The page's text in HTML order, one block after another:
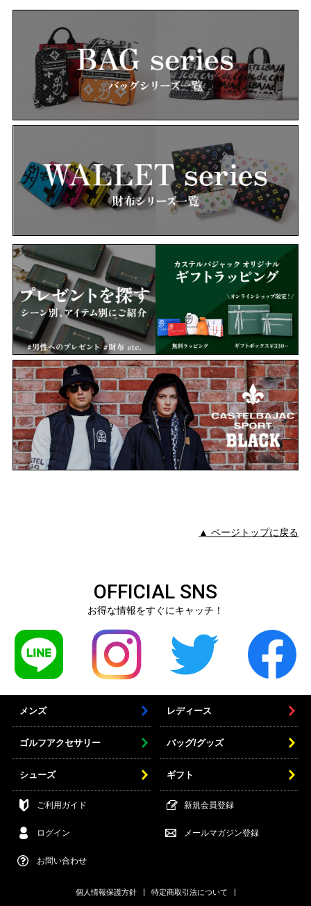
▲ ページトップに戻る
OFFICIAL SNS
お得な情報をすぐにキャッチ！
メンズ レディース
ゴルフアクセサリー バッグ/グッズ
シューズ ギフト
ご利用ガイド 新規会員登録
ログイン メールマガジン登録
お問い合わせ
個人情報保護方針 特定商取引法について